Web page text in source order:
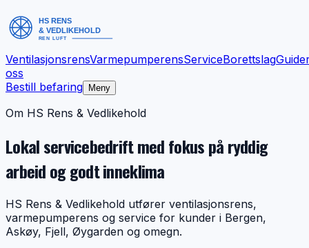
VentilasjonsrensVarmepumperensServiceBorettslag
oss
Bestill befaring
Meny
Om HS Rens & Vedlikehold
Lokal servicebedrift med fokus på ryddig
arbeid og godt inneklima
HS Rens & Vedlikehold utfører ventilasjonsrens,
varmepumperens og service for kunder i Bergen,
Askøy, Fjell, Øygarden og omegn.